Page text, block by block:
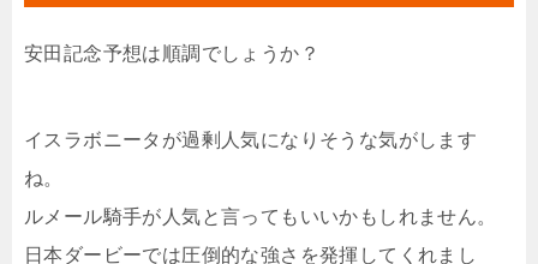
安田記念予想は順調でしょうか？
イスラボニータが過剰人気になりそうな気がします
ね。
ルメール騎手が人気と言ってもいいかもしれません。
日本ダービーでは圧倒的な強さを発揮してくれまし